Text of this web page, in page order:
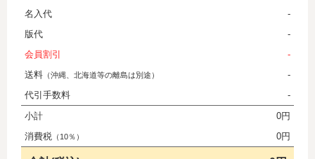
名入代
-
版代
-
会員割引
-
送料 （沖縄、北海道等の離島は別途）
-
代引手数料
-
小計
0円
消費税 （10％） 0円